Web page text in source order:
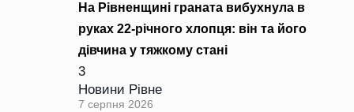
На Рівненщині граната вибухнула в
руках 22-річного хлопця: він та його
дівчина у тяжкому стані
3
Новини Рівне
7 серпня 2026